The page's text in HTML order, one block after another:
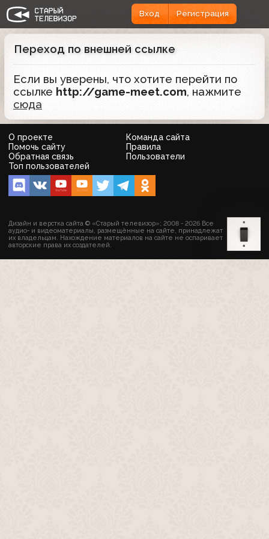
Вход Регистрация
Переход по внешней ссылке
Если вы уверены, что хотите перейти по
ссылке http://game-meet.com, нажмите
сюда
О проекте
Команда сайта
Помочь сайту
Правила
Обратная связь
Пользователи
Топ пользователей
Дизайн и верстка сайта © «Старый телевизор»; 2008 - 2026 Все
аудио- и видеоматериалы, размещённые на сайте, принадлежат
их владельцам. Нахождение материалов на сайте не оспаривает
авторские права их создателей.